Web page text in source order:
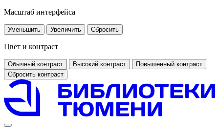
Масштаб интерфейса
Уменьшить Увеличить Сбросить
Цвет и контраст
Обычный контраст Высокий контраст
Повышенный контраст
Сбросить контраст